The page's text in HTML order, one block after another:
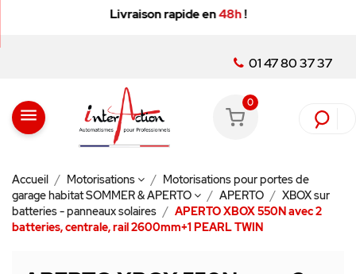
Livraison rapide en48h!
01 47 80 37 37
menu
0
Accueil Motorisations
Motorisations pour portes de
garage habitat SOMMER & APERTO
APERTO
XBOX sur
batteries - panneaux solaires
APERTO XBOX 550N avec 2
batteries, centrale, rail 2600mm+1 PEARL TWIN